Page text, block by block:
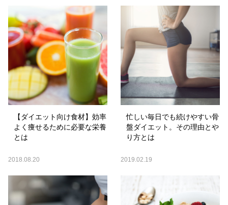
【ダイエット向け食材】効率
よく痩せるために必要な栄養
とは
2018.08.20
忙しい毎日でも続けやすい骨
盤ダイエット。その理由とや
り方とは
2019.02.19